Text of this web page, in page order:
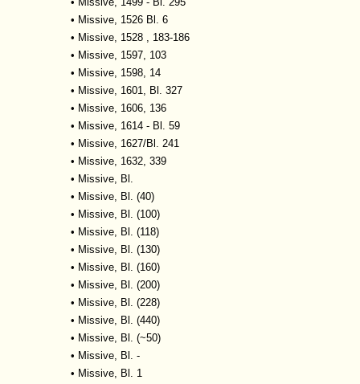
• Missive, 1526 Bl. 6
• Missive, 1528 , 183-186
• Missive, 1597, 103
• Missive, 1598, 14
• Missive, 1601, Bl. 327
• Missive, 1606, 136
• Missive, 1614 - Bl. 59
• Missive, 1627/Bl. 241
• Missive, 1632, 339
• Missive, Bl.
• Missive, Bl. (40)
• Missive, Bl. (100)
• Missive, Bl. (118)
• Missive, Bl. (130)
• Missive, Bl. (160)
• Missive, Bl. (200)
• Missive, Bl. (228)
• Missive, Bl. (440)
• Missive, Bl. (~50)
• Missive, Bl. -
• Missive, Bl. 1